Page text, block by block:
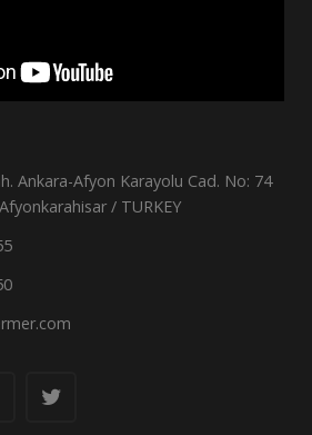
Ankara-Afyon Karayolu Cad. No: 74
/ TURKEY